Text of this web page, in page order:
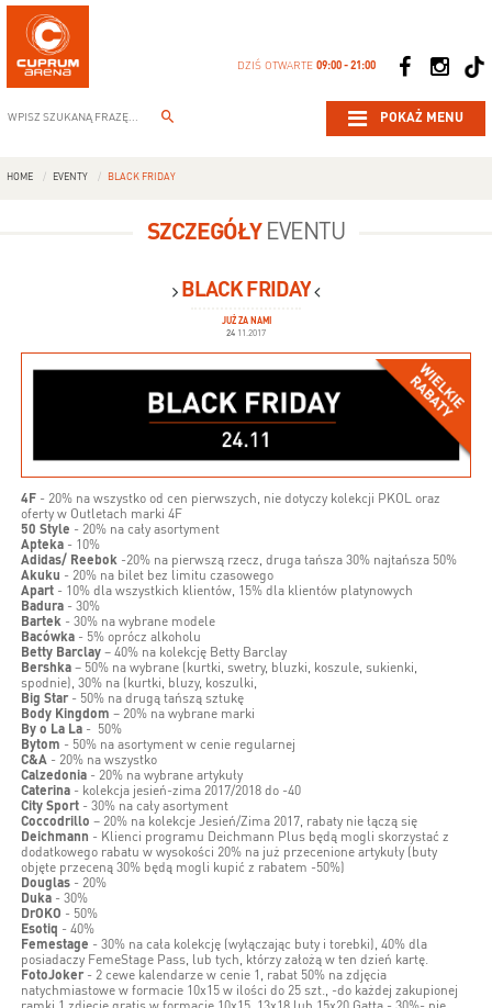
DZIŚ OTWARTE09:00 - 21:00
POKAŻ MENU
HOME EVENTY BLACK FRIDAY
SZCZEGÓŁYEVENTU
BLACK FRIDAY
JUŻ ZA NAMI
24 11.2017
4F - 20% na wszystko od cen pierwszych, nie dotyczy kolekcji PKOL oraz
oferty w Outletach marki 4F
50 Style - 20% na cały asortyment
Apteka - 10%
Adidas/ Reebok -20% na pierwszą rzecz, druga tańsza 30% najtańsza 50%
Akuku - 20% na bilet bez limitu czasowego
Apart - 10% dla wszystkich klientów, 15% dla klientów platynowych
Badura - 30%
Bartek - 30% na wybrane modele
Bacówka - 5% oprócz alkoholu
Betty Barclay – 40% na kolekcję Betty Barclay
Bershka – 50% na wybrane (kurtki, swetry, bluzki, koszule, sukienki,
spodnie), 30% na (kurtki, bluzy, koszulki,
Big Star- 50% na drugą tańszą sztukę
Body Kingdom – 20% na wybrane marki
By o La La - 50%
Bytom - 50% na asortyment w cenie regularnej
C&A - 20% na wszystko
Calzedonia - 20% na wybrane artykuły
Caterina - kolekcja jesień-zima 2017/2018 do -40
City Sport - 30% na cały asortyment
Coccodrillo – 20% na kolekcje Jesień/Zima 2017, rabaty nie łączą się
Deichmann - Klienci programu Deichmann Plus będą mogli skorzystać z
dodatkowego rabatu w wysokości 20% na już przecenione artykuły (buty
objęte przeceną 30% będą mogli kupić z rabatem -50%)
Douglas - 20%
Duka - 30%
DrOKO - 50%
Esotiq - 40%
Femestage - 30% na cała kolekcję (wyłączając buty i torebki), 40% dla
posiadaczy FemeStage Pass, lub tych, którzy założą w ten dzień kartę.
FotoJoker- 2 cewe kalendarze w cenie 1, rabat 50% na zdjęcia
natychmiastowe w formacie 10x15 w ilości do 25 szt., -do każdej zakupionej